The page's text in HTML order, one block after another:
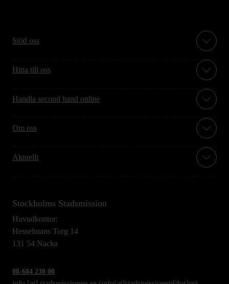
Stöd oss
Hitta till oss
Handla second hand online
Om oss
Aktuellt
Stockholms Stadsmission
Huvudkontor:
Hesselmans Torg 14
131 54 Nacka
08-684 230 00